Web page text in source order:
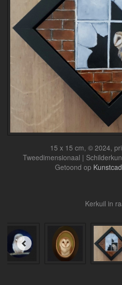
15 x 15 cm, © 2024,
Tweedimensionaal |
Getoond op
Kerkuil in